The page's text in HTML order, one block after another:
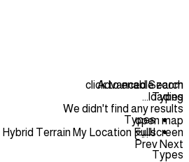
click to enable zoom
loading...
We didn't find any results
open map
Hybrid Terrain My Location Fullscreen
Prev Next
Advanced Search
Types
Types
للبيع
Types